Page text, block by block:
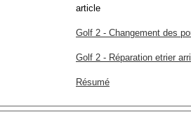
article
Golf 2 - Changement des
Golf 2 - Réparation etrier
Résumé